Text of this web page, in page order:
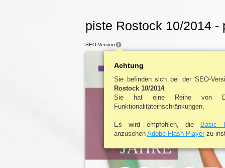
piste Rostock 10/2014 -
JAHRE
lifestyle
20
SEO-Version
Achtung
Sie befinden sich bei der SEO-
Rostock 10/2014.
Sie hat eine Reihe von
Funktionalitäteinschränkungen.
Es wird empfohlen, die Basic
anzusehen Adobe Flash Player zu